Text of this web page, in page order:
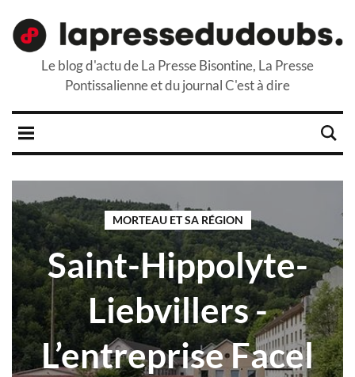
Le blog d'actu de La Presse Bisontine, La Presse
Pontissalienne et du journal C'est à dire
MORTEAU ET SA RÉGION
Saint-Hippolyte-
Liebvillers -
L’entreprise Facel